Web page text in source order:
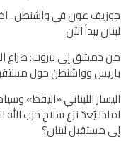
جوزيف عون في واشنطن..
لبنان يبدأ الآن
من دمشق إلى بيروت: صراع
باريس وواشنطن حول
اليسار اللبناني «اليقظ»
لماذا يُعدّ نزع سلاح حزب الله
إلى مستقبل لبنان؟